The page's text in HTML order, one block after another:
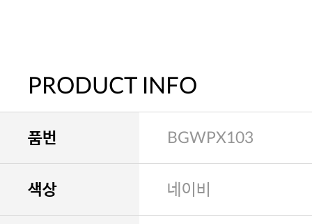
PRODUCT INFO
품번 BGWPX103
색상 네이비